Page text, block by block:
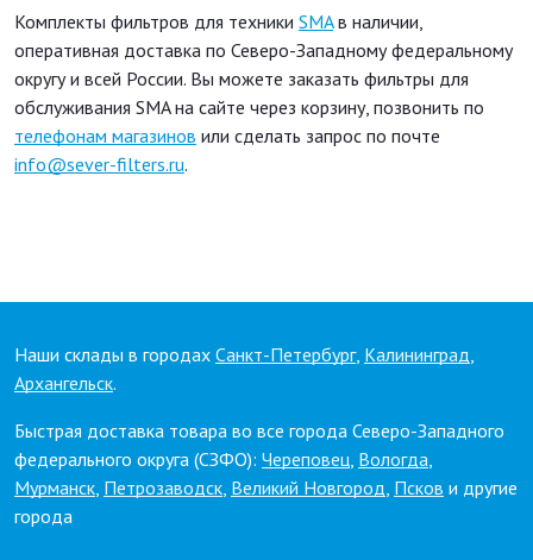
Комплекты фильтров для техники SMAв наличии,
оперативная доставка по Северо-Западному федеральному
округу и всей России. Вы можете заказать фильтры для
обслуживания SMA на сайте через корзину, позвонить по
телефонам магазинов или сделать запрос по почте
info@sever-filters.ru.
Наши склады в городах Санкт-Петербург, Калининград,
Архангельск.
Быстрая доставка товара во все города Северо-Западного
федерального округа (СЗФО): Череповец, Вологда,
Мурманск, Петрозаводск, Великий Новгород, Псков и другие
города